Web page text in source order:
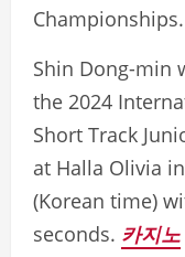
Championships.
Shin Dong-min
the 2024
Short Track
at Halla Olivia
(Korean time)
seconds. 카지노